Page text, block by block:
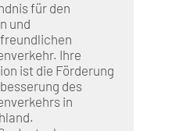
für den
und
Ihre
ist die Förderung
des
in